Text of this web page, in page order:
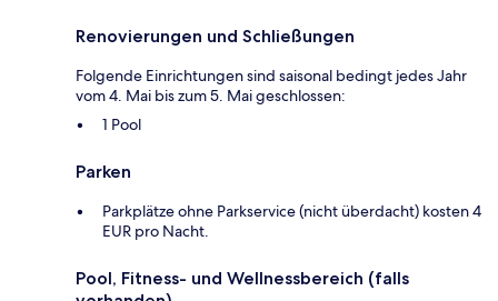
Renovierungen und Schließungen
Folgende Einrichtungen sind saisonal bedingt jedes Jahr
vom 4. Mai bis zum 5. Mai geschlossen:
1 Pool
Parken
Parkplätze ohne Parkservice (nicht überdacht) kosten 4
EUR pro Nacht.
Pool, Fitness- und Wellnessbereich (falls